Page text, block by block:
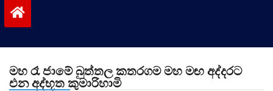
මහ රෑ ජාමේ බුත්තල කතරගම මහ මඟ අද්දරට
එන අද්භූත කුමාරිහාමි